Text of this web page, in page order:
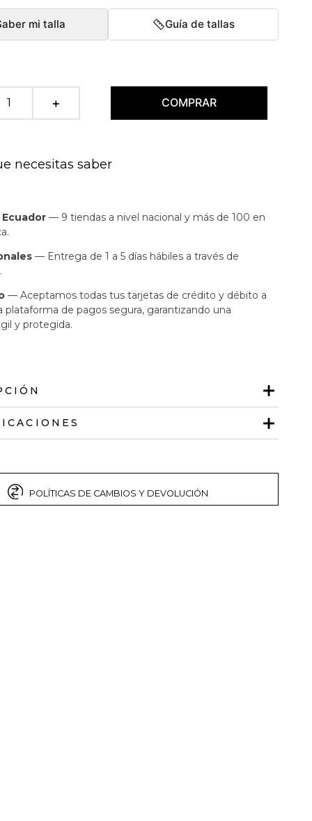
mi talla Guía de tallas
＋ COMPRAR
necesitas saber
Ecuador — 9 tiendas a nivel nacional y más de 100 en
— Entrega de 1 a 5 días hábiles a través de
— Aceptamos todas tus tarjetas de crédito y débito a
plataforma de pagos segura, garantizando una
y protegida.
POLÍTICAS DE CAMBIOS Y DEVOLUCIÓN